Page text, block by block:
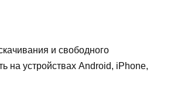
и свободного
на устройствах Android, iPhone,